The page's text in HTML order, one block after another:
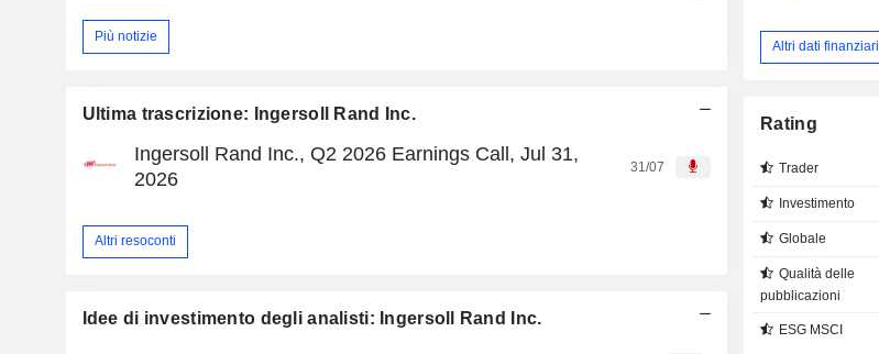
Più notizie
Ultima trascrizione: Ingersoll Rand Inc.
Ingersoll Rand Inc., Q2 2026 Earnings Call, Jul 31,
2026
31/07
Altri resoconti
Idee di investimento degli analisti: Ingersoll Rand Inc.
Altri dati finanziari
Rating
Trader
Investimento
Globale
Qualità delle
pubblicazioni
ESG MSCI